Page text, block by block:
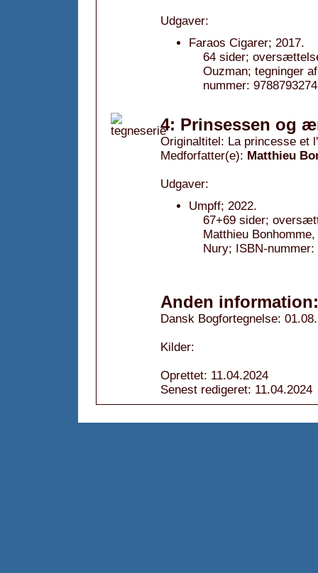
Udgaver:
Faraos Cigarer; 2017.
64 sider;
Ouzman; tegninger
nummer:
4: Prinsessen og
Originaltitel: La princesse et
Medforfatter(e): Matthieu
Udgaver:
Umpff; 2022.
67+69 sider;
Matthieu
Nury; ISBN-nummer:
Anden information:
Dansk Bogfortegnelse:
Kilder:
Oprettet: 11.04.2024
Senest redigeret: 11.04.2024